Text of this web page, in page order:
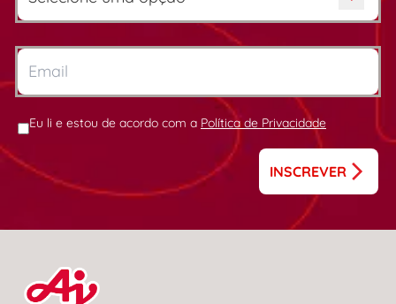
Eu li e estou de acordo com a Política de Privacidade
INSCREVER